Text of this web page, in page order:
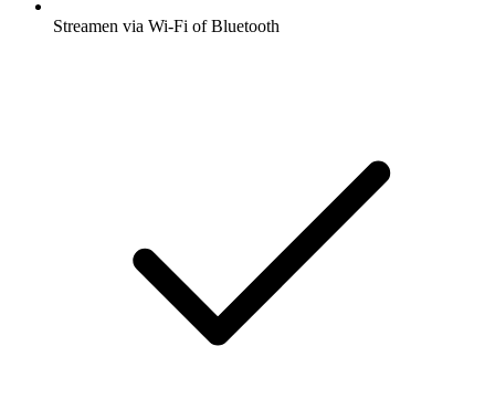
Streamen via Wi-Fi of Bluetooth